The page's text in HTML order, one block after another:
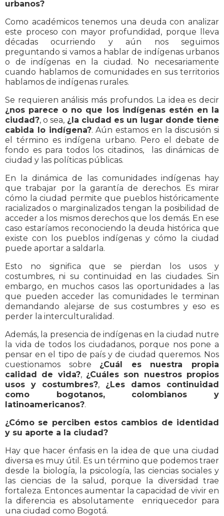
urbanos?
Como académicos tenemos una deuda con analizar
este proceso con mayor profundidad, porque lleva
décadas ocurriendo y aún nos seguimos
preguntando si vamos a hablar de indígenas urbanos
o de indígenas en la ciudad. No necesariamente
cuando hablamos de comunidades en sus territorios
hablamos de indígenas rurales.
Se requieren análisis más profundos. La idea es decir
¿nos parece o no que los indígenas estén en la
ciudad?, o sea, ¿la ciudad es un lugar donde tiene
cabida lo indígena?. Aún estamos en la discusión si
el término es indígena urbano. Pero el debate de
fondo es para todos los citadinos, las dinámicas de
ciudad y las políticas públicas.
En la dinámica de las comunidades indígenas hay
que trabajar por la garantía de derechos. Es mirar
cómo la ciudad permite que pueblos históricamente
racializados o marginalizados tengan la posibilidad de
acceder a los mismos derechos que los demás. En ese
caso estaríamos reconociendo la deuda histórica que
existe con los pueblos indígenas y cómo la ciudad
puede aportar a saldarla.
Esto no significa que se pierdan los usos y
costumbres, ni su continuidad en las ciudades. Sin
embargo, en muchos casos las oportunidades a las
que pueden acceder las comunidades le terminan
demandando alejarse de sus costumbres y eso es
perder la interculturalidad.
Además, la presencia de indígenas en la ciudad nutre
la vida de todos los ciudadanos, porque nos pone a
pensar en el tipo de país y de ciudad queremos. Nos
cuestionamos sobre ¿Cuál es nuestra propia
calidad de vida?, ¿Cuáles son nuestros propios
usos y costumbres?, ¿Les damos continuidad
como bogotanos, colombianos y
latinoamericanos?.
¿Cómo se perciben estos cambios de identidad
y su aporte a la ciudad?
Hay que hacer énfasis en la idea de que una ciudad
diversa es muy útil. Es un término que podemos traer
desde la biología, la psicología, las ciencias sociales y
las ciencias de la salud, porque la diversidad trae
fortaleza. Entonces aumentar la capacidad de vivir en
la diferencia es absolutamente enriquecedor para
una ciudad como Bogotá.